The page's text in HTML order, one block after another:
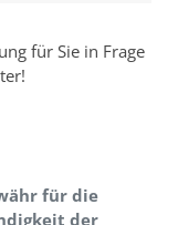
für Sie in Frage
für die
der